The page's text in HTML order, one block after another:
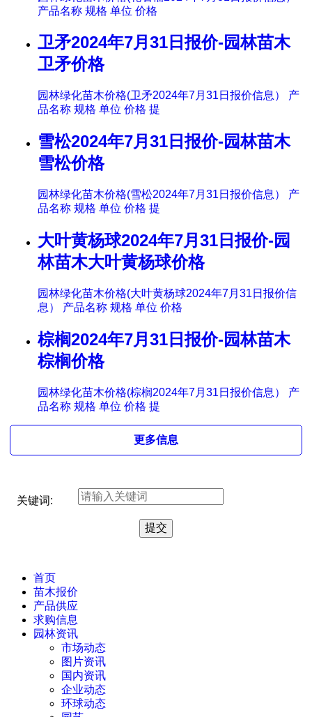
产品名称 规格 单位 价格
卫矛2024年7月31日报价-园林苗木
卫矛价格
园林绿化苗木价格(卫矛2024年7月31日报价信息） 产
品名称 规格 单位 价格 提
雪松2024年7月31日报价-园林苗木
雪松价格
园林绿化苗木价格(雪松2024年7月31日报价信息） 产
品名称 规格 单位 价格 提
大叶黄杨球2024年7月31日报价-园
林苗木大叶黄杨球价格
园林绿化苗木价格(大叶黄杨球2024年7月31日报价信
息） 产品名称 规格 单位 价格
棕榈2024年7月31日报价-园林苗木
棕榈价格
园林绿化苗木价格(棕榈2024年7月31日报价信息） 产
品名称 规格 单位 价格 提
更多信息
关键词:
首页
苗木报价
产品供应
求购信息
园林资讯
市场动态
图片资讯
国内资讯
企业动态
环球动态